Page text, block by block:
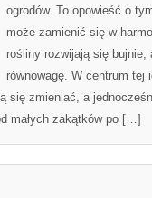
ogrodów. To opowieść o
może zamienić się w
rośliny rozwijają się bujnie,
równowagę. W centrum
się zmieniać, a
małych zakątków po […]